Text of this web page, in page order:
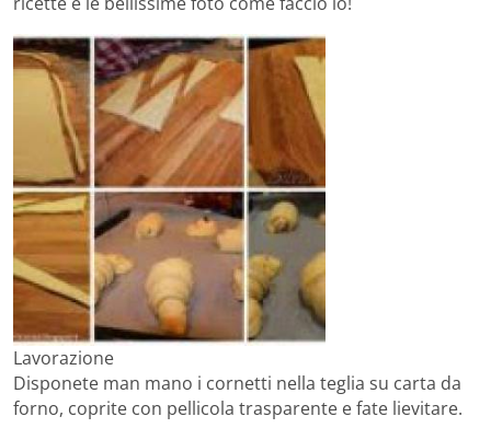
Lavorazione
Disponete man mano i cornetti nella teglia su carta da
forno, coprite con pellicola trasparente e fate lievitare.